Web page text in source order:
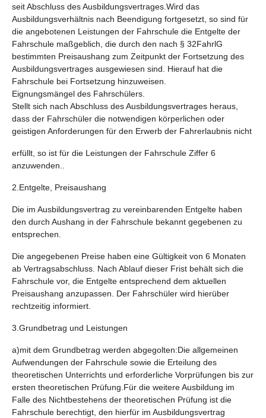
seit Abschluss des Ausbildungsvertrages.Wird das
Ausbildungsverhältnis nach Beendigung fortgesetzt, so sind für
die angebotenen Leistungen der Fahrschule die Entgelte der
Fahrschule maßgeblich, die durch den nach § 32FahrlG
bestimmten Preisaushang zum Zeitpunkt der Fortsetzung des
Ausbildungsvertrages ausgewiesen sind. Hierauf hat die
Fahrschule bei Fortsetzung hinzuweisen.
Eignungsmängel des Fahrschülers.
Stellt sich nach Abschluss des Ausbildungsvertrages heraus,
dass der Fahrschüler die notwendigen körperlichen oder
geistigen Anforderungen für den Erwerb der Fahrerlaubnis nicht
erfüllt, so ist für die Leistungen der Fahrschule Ziffer 6
anzuwenden..
2.Entgelte, Preisaushang
Die im Ausbildungsvertrag zu vereinbarenden Entgelte haben
den durch Aushang in der Fahrschule bekannt gegebenen zu
entsprechen.
Die angegebenen Preise haben eine Gültigkeit von 6 Monaten
ab Vertragsabschluss. Nach Ablauf dieser Frist behält sich die
Fahrschule vor, die Entgelte entsprechend dem aktuellen
Preisaushang anzupassen. Der Fahrschüler wird hierüber
rechtzeitig informiert.
3.Grundbetrag und Leistungen
a)mit dem Grundbetrag werden abgegolten:Die allgemeinen
Aufwendungen der Fahrschule sowie die Erteilung des
theoretischen Unterrichts und erforderliche Vorprüfungen bis zur
ersten theoretischen Prüfung.Für die weitere Ausbildung im
Falle des Nichtbestehens der theoretischen Prüfung ist die
Fahrschule berechtigt, den hierfür im Ausbildungsvertrag